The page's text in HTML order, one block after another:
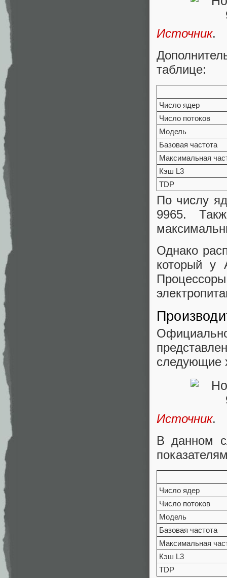
Источник.
таблице:
Число ядер
Число потоков
Модель
Базовая частота
Максимальная
Кэш L3
TDP
По числу
9965.
Однако
который у
следующие
Источник.
В данном
Число ядер
Число потоков
Модель
Базовая частота
Максимальная
Кэш L3
TDP